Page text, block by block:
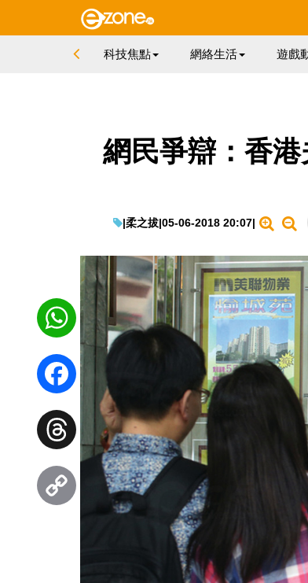
科技焦點 網絡生活 遊戲
網民爭辯：香
|柔之拔|05-06-2018 20:07|
WhatsApp
Facebook
Threads